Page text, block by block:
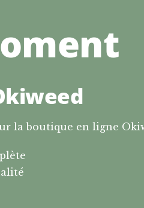
la boutique en ligne